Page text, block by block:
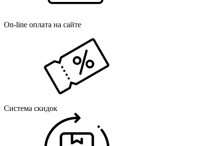
On-line оплата на сайте
Система скидок